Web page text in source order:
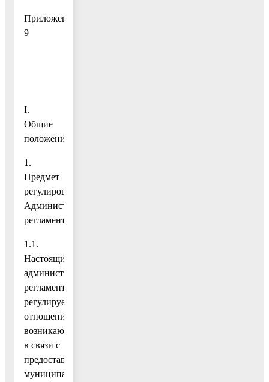
Приложение
9
I.
Общие
положения
1.
Предмет
регулирования
Административного
регламента
1.1.
Настоящий
административный
регламент
регулирует
отношения,
возникающие
в связи с
предоставлением
муниципальной